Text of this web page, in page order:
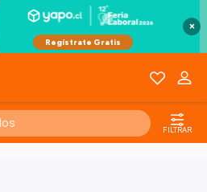
×
FILTRAR